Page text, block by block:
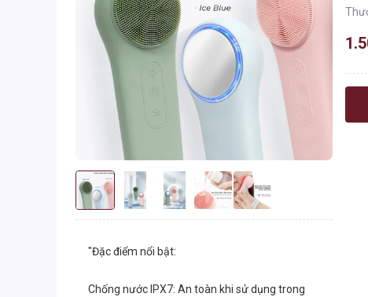
"Đặc điểm nổi bật:
Chống nước IPX7: An toàn khi sử dụng trong